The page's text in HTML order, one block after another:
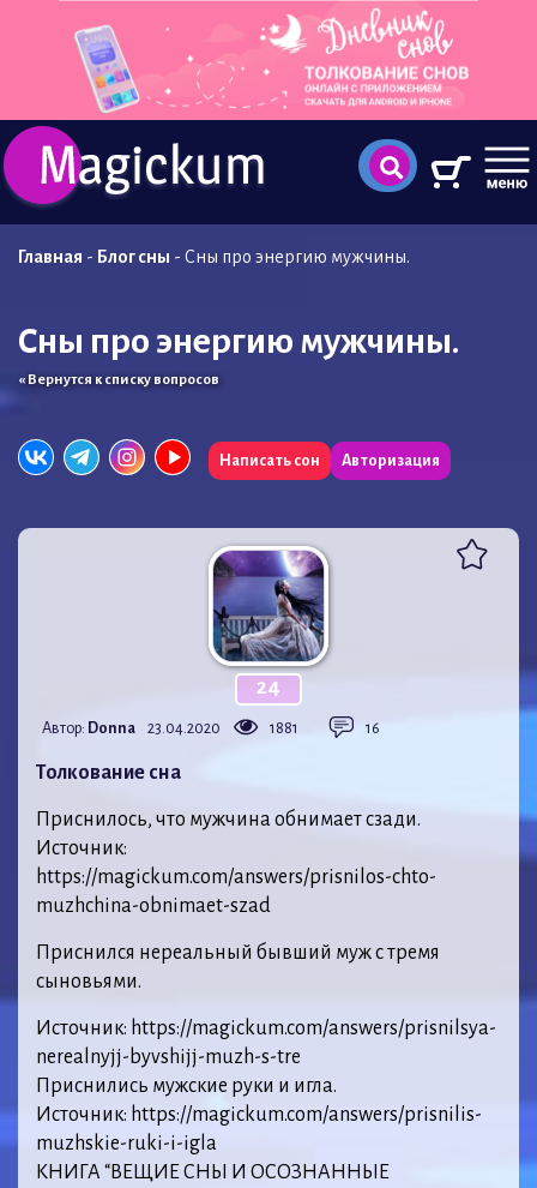
Главная - Блог сны - Сны про энергию мужчины.
Сны про энергию мужчины.
« Вернутся к списку вопросов
Написать сон Авторизация
24
Автор: Donna 23.04.2020 1881 16
Толкование сна
Приснилось, что мужчина обнимает сзади.
Источник:
https://magickum.com/answers/prisnilos-chto-
muzhchina-obnimaet-szad
Приснился нереальный бывший муж с тремя
сыновьями.
Источник: https://magickum.com/answers/prisnilsya-
nerealnyjj-byvshijj-muzh-s-tre
Приснились мужские руки и игла.
Источник: https://magickum.com/answers/prisnilis-
muzhskie-ruki-i-igla
КНИГА “ВЕЩИЕ СНЫ И ОСОЗНАННЫЕ